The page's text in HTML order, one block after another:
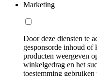
Marketing
Door deze diensten te
gesponsorde inhoud of
producten weergeven
winkelgedrag en het
toestemming